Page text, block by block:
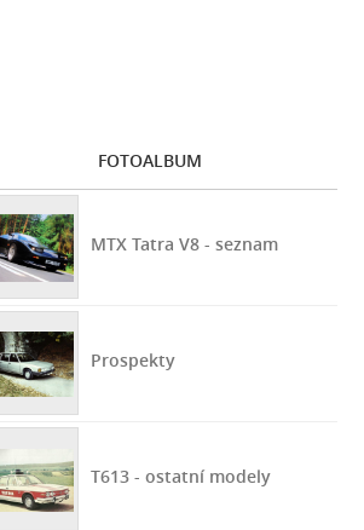
FOTOALBUM
MTX Tatra V8 - seznam
Prospekty
T613 - ostatní modely